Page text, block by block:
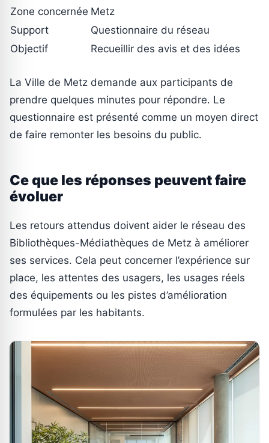
Zone concernée Metz
Support
Questionnaire du réseau
Objectif
Recueillir des avis et des idées
La Ville de Metz demande aux participants de
prendre quelques minutes pour répondre. Le
questionnaire est présenté comme un moyen direct
de faire remonter les besoins du public.
Ce que les réponses peuvent faire
évoluer
Les retours attendus doivent aider le réseau des
Bibliothèques-Médiathèques de Metz à améliorer
ses services. Cela peut concerner l’expérience sur
place, les attentes des usagers, les usages réels
des équipements ou les pistes d’amélioration
formulées par les habitants.